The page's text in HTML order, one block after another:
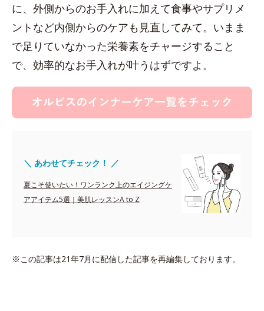
に、外側からのお手入れに加えて食事やサプリメ
ントなど内側からのケアも見直してみて。いまま
で足りていなかった栄養素をチャージすること
で、効率的なお手入れが叶うはずですよ。
＼ あわせてチェック！ ／
夏こそ使いたい！ワンランク上のエイジングケ
アアイテム5選｜美肌レッスンA to Z
※この記事は21年7月に配信した記事を再編集しております。